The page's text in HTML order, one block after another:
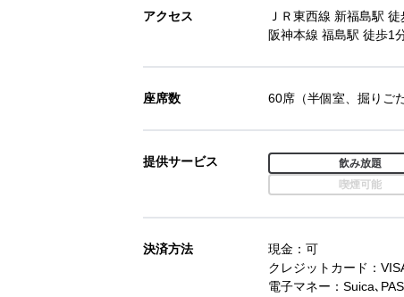
アクセス
ＪＲ東西線 新福島駅
阪神本線 福島駅 徒歩1
座席数 60席（半個室、掘りご
提供サービス 飲み放題
喫煙可能
決済方法
現金：可
クレジットカード：
電子マネー：Suica､